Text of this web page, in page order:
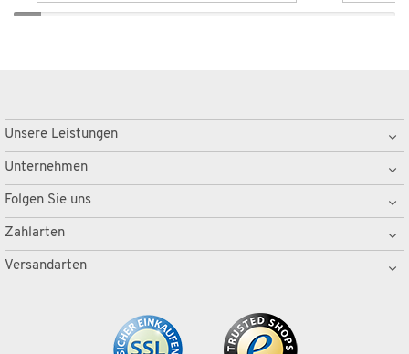
Unsere Leistungen
Unternehmen
Folgen Sie uns
Zahlarten
Versandarten